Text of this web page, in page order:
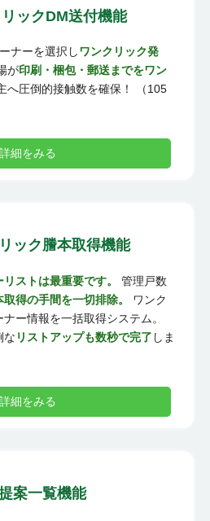
ックDM送付機能
ナーを選択しワンクリック発
が印刷・梱包・郵送までをワン
へ圧倒的接触数を確保！ （105
詳細をみる
ック謄本取得機能
ストは最重要です。
管理戸数
取得の手間を一切排除。
ワンク
ー情報を一括取得システム。
な リストアップも数秒で完了 しま
詳細をみる
案一覧機能